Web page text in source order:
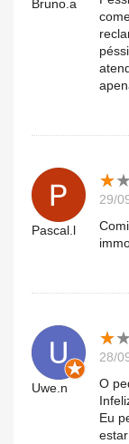
Bruno.a
Pascal.l
★★
★★
29/
Uwe.n
★★
★★
28/
O
Eu